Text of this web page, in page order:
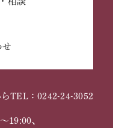
せ
TEL：0242-24-3052
19:00、